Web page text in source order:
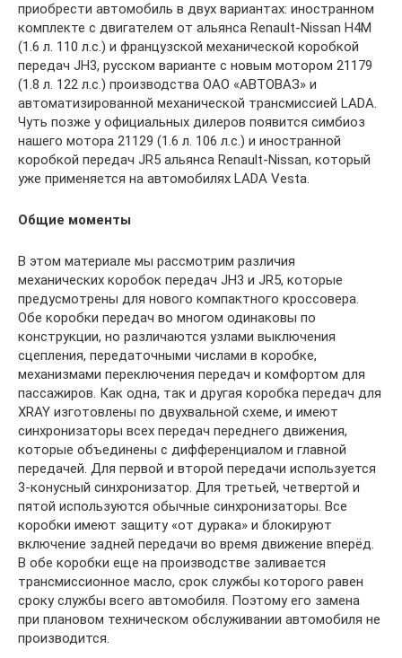
приобрести автомобиль в двух вариантах: иностранном
комплекте с двигателем от альянса Renault-Nissan H4M
(1.6 л. 110 л.с.) и французской механической коробкой
передач JH3, русском варианте с новым мотором 21179
(1.8 л. 122 л.с.) производства ОАО «АВТОВАЗ» и
автоматизированной механической трансмиссией LADA.
Чуть позже у официальных дилеров появится симбиоз
нашего мотора 21129 (1.6 л. 106 л.с.) и иностранной
коробкой передач JR5 альянса Renault-Nissan, который
уже применяется на автомобилях LADA Vesta.
Общие моменты
В этом материале мы рассмотрим различия
механических коробок передач JH3 и JR5, которые
предусмотрены для нового компактного кроссовера.
Обе коробки передач во многом одинаковы по
конструкции, но различаются узлами выключения
сцепления, передаточными числами в коробке,
механизмами переключения передач и комфортом для
пассажиров. Как одна, так и другая коробка передач для
XRAY изготовлены по двухвальной схеме, и имеют
синхронизаторы всех передач переднего движения,
которые объединены с дифференциалом и главной
передачей. Для первой и второй передачи используется
3-конусный синхронизатор. Для третьей, четвертой и
пятой используются обычные синхронизаторы. Все
коробки имеют защиту «от дурака» и блокируют
включение задней передачи во время движение вперёд.
В обе коробки еще на производстве заливается
трансмиссионное масло, срок службы которого равен
сроку службы всего автомобиля. Поэтому его замена
при плановом техническом обслуживании автомобиля не
производится.